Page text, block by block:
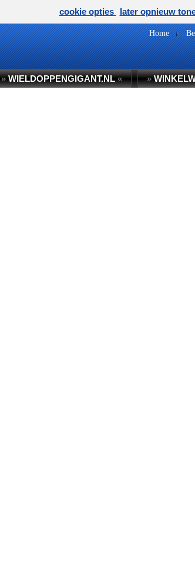
Home
»WIELDOPPENGIGANT.NL« »
cookie opties later opnieuw